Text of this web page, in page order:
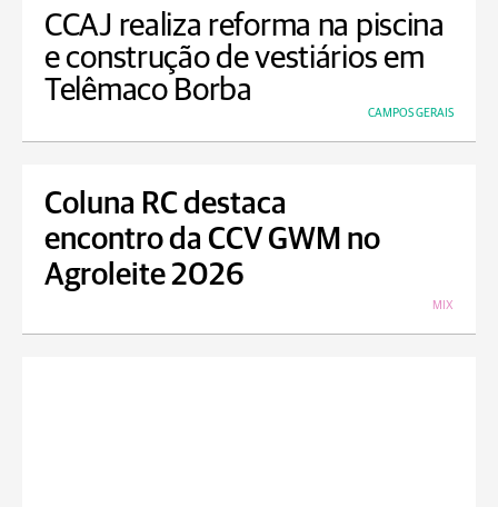
CCAJ realiza reforma na piscina
e construção de vestiários em
Telêmaco Borba
CAMPOS GERAIS
Coluna RC destaca
encontro da CCV GWM no
Agroleite 2026
MIX